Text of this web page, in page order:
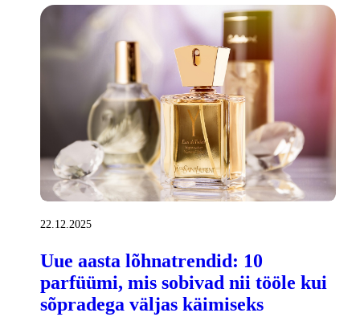
22.12.2025
Uue aasta lõhnatrendid: 10
parfüümi, mis sobivad nii tööle kui
sõpradega väljas käimiseks